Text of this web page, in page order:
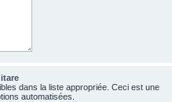
dans la liste appropriée. Ceci est une
automatisées.